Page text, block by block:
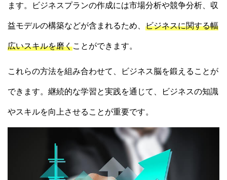
ます。ビジネスプランの作成には市場分析や競争分析、収
益モデルの構築などが含まれるため、 ビジネスに関する幅
広いスキルを磨くことができます。
これらの方法を組み合わせて、ビジネス脳を鍛えることが
できます。継続的な学習と実践を通じて、ビジネスの知識
やスキルを向上させることが重要です。